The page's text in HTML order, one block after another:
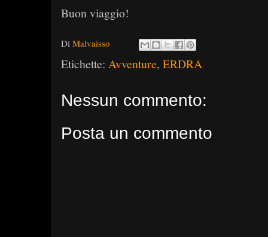
Buon viaggio!
Di Malvaisso
Etichette: Avventure, ERDRA
Nessun commento:
Posta un commento